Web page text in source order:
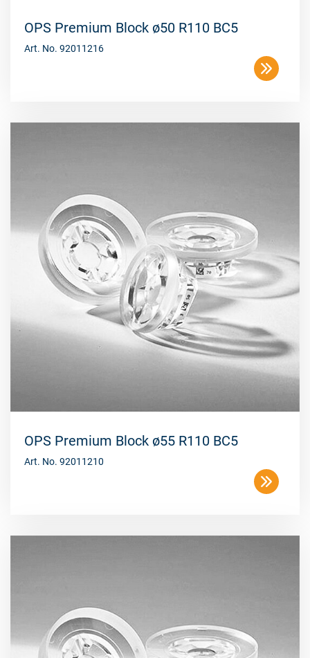
OPS Premium Block ø50 R110 BC5
Art. No. 92011216
OPS Premium Block ø55 R110 BC5
Art. No. 92011210